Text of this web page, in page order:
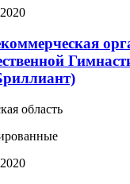
область